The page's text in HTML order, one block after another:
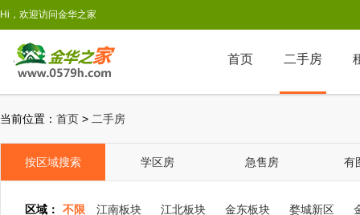
Hi，欢迎访问金华之家
首页 二手房
当前位置： 首页 > 二手房
按区域搜索 学区房 急售房 有
区域： 不限 江南板块 江北板块 金东板块 婺城新区